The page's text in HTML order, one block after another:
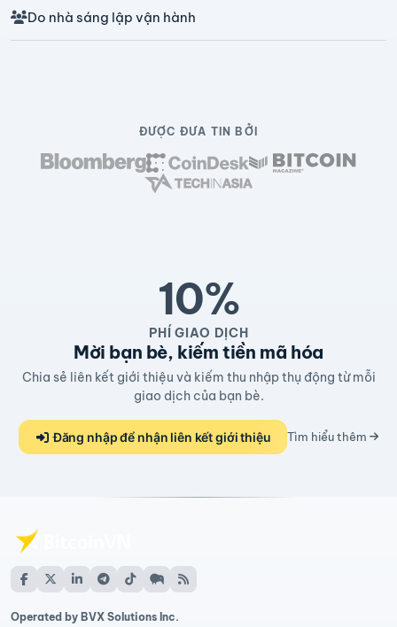
Do nhà sáng lập vận hành
ĐƯỢC ĐƯA TIN BỞI
10%
PHÍ GIAO DỊCH
Mời bạn bè, kiếm tiền mã hóa
Chia sẻ liên kết giới thiệu và kiếm thu nhập thụ động từ mỗi
giao dịch của bạn bè.
Đăng nhập để nhận liên kết giới thiệu Tìm hiểu thêm
Operated by BVX Solutions Inc.